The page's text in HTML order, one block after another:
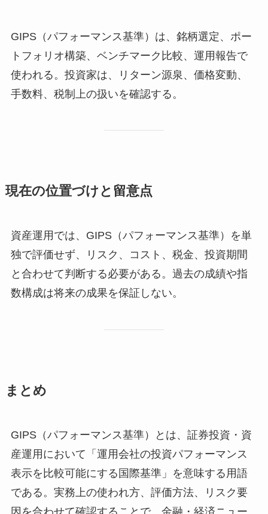
GIPS（パフォーマンス基準）は、銘柄選定、ポー
トフォリオ構築、ベンチマーク比較、運用報告で
使われる。投資家は、リターン源泉、価格変動、
手数料、税制上の扱いを確認する。
現在の位置づけと留意点
資産運用では、GIPS（パフォーマンス基準）を単
独で評価せず、リスク、コスト、税金、投資期間
と合わせて判断する必要がある。過去の成績や指
数構成は将来の成果を保証しない。
まとめ
GIPS（パフォーマンス基準）とは、証券投資・資
産運用において「運用会社の投資パフォーマンス
表示を比較可能にする国際基準」を意味する用語
である。実務上の使われ方、評価方法、リスク要